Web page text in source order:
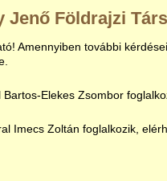
Jenő Földrajzi
Amennyiben további
Bartos-Elekes Zsombor
Imecs Zoltán foglalkozik,